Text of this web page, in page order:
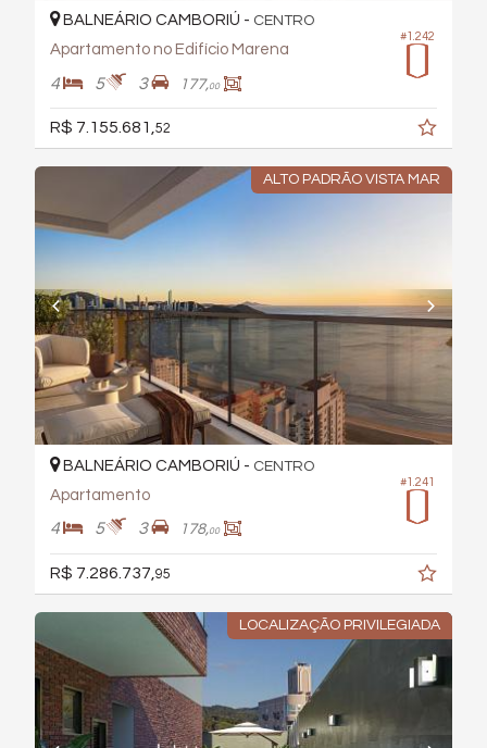
#1.242
BALNEÁRIO CAMBORIÚ - CENTRO
Apartamento no Edifício Marena
4 5 3 177,00
R$ 7.155.681,52
ALTO PADRÃO VISTA MAR
#1.241
BALNEÁRIO CAMBORIÚ - CENTRO
Apartamento
4 5 3 178,00
R$ 7.286.737, 95
LOCALIZAÇÃO PRIVILEGIADA